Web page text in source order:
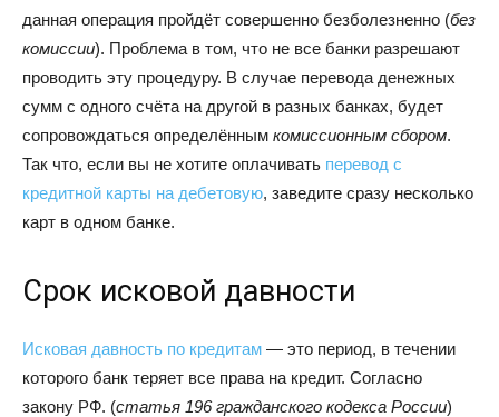
данная операция пройдёт совершенно безболезненно (без
комиссии). Проблема в том, что не все банки разрешают
проводить эту процедуру. В случае перевода денежных
сумм с одного счёта на другой в разных банках, будет
сопровождаться определённым комиссионным сбором.
Так что, если вы не хотите оплачивать перевод с
кредитной карты на дебетовую, заведите сразу несколько
карт в одном банке.
Срок исковой давности
Исковая давность по кредитам — это период, в течении
которого банк теряет все права на кредит. Согласно
закону РФ. (статья 196 гражданского кодекса России)